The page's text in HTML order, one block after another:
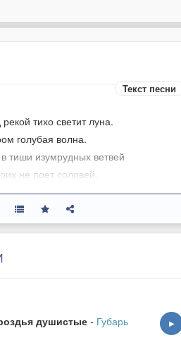
Текст песни
тихо светит луна.
голубая волна.
тиши изумрудных ветвей
не поет соловей.
голубые цветы.
пробудили мечты.
друг, по тебе всё грущу.
вспоминаю тебя.
на чужой стороне,
душистые- Губарь
▶